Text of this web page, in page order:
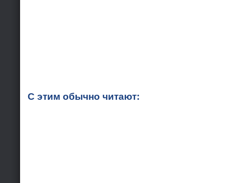
С этим обычно читают: